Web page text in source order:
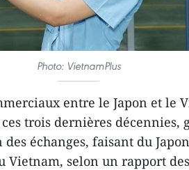
Photo: VietnamPlus
entre le Japon et le
trois dernières décennies,
échanges, faisant du
selon un rapport